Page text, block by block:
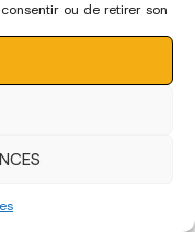
ou de retirer son